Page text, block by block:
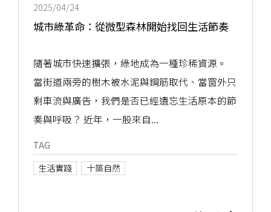
2025/04/24
城市綠革命：從微型森林開始找回生活節奏
隨著城市快速擴張，綠地成為一種珍稀資源。
當街道兩旁的樹木被水泥與鋼筋取代、當窗外只
剩車流與廣告，我們是否已經遺忘生活原本的節
奏與呼吸？ 近年，一股來自...
TAG
生活實踐
十築自然